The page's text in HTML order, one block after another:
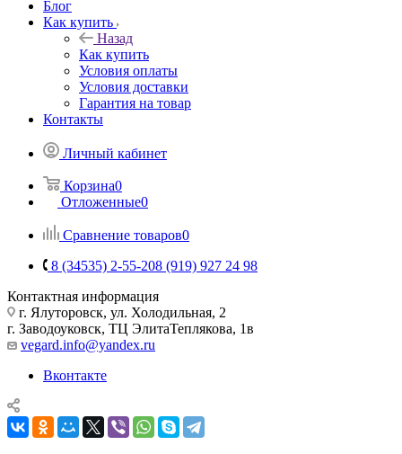
Блог
Как купить
Назад
Как купить
Условия оплаты
Условия доставки
Гарантия на товар
Контакты
Личный кабинет
Корзина0
Отложенные0
Сравнение товаров0
8 (34535) 2-55-208 (919) 927 24 98
Контактная информация
г. Ялуторовск, ул. Холодильная, 2
г. Заводоуковск, ​ТЦ Элита​Теплякова, 1в
vegard.info@yandex.ru
Вконтакте